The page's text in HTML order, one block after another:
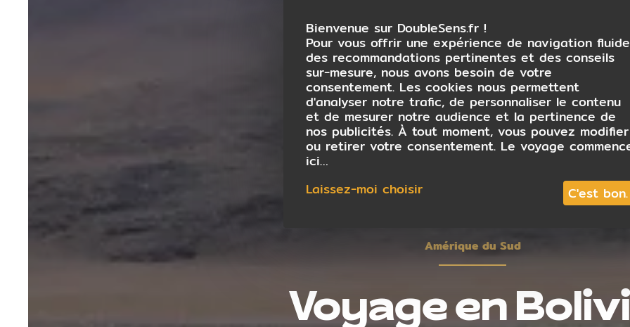
Amérique du Sud
Voyage en
Bienvenue sur DoubleSens.fr !
Pour vous offrir une expérience de navigation
des recommandations pertinentes et des conseils
sur-mesure, nous avons besoin de votre
consentement. Les cookies nous permettent
d'analyser notre trafic, de personnaliser le contenu
et de mesurer notre audience et la pertinence de
nos publicités. À tout moment, vous pouvez modifier
ou retirer votre consentement. Le voyage
ici…
Laissez-moi choisir
C'est bon.